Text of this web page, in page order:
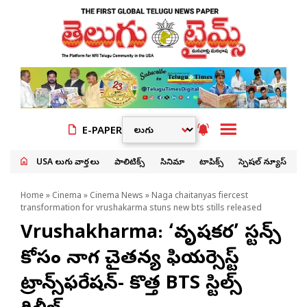
E-PAPER
USA తెలుగు వార్తలు పాలిటిక్స్ సినిమా టాపిక్స్ స్పెషల్ న్యూస్
Home » Cinema » Cinema News » Naga chaitanyas fiercest
transformation for vrushakarma stuns new bts stills released
Vrushakharma: ‘వృషకర్మ’ స్టన్స్
కోసం నాగ చైతన్య ఫియర్సెస్ట్
ట్రాన్స్‌ఫర్మేషన్- కొత్త BTS స్టిల్స్